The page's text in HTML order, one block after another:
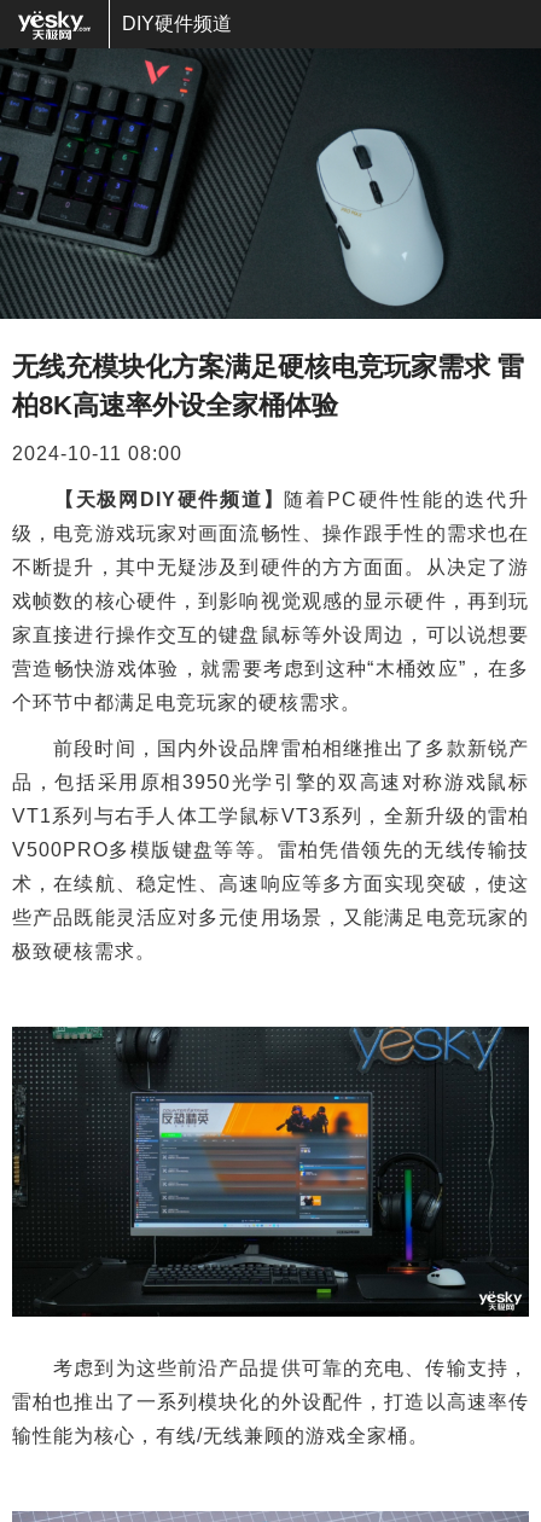
DIY硬件频道
无线充模块化方案满足硬核电竞玩家需求 雷
柏8K高速率外设全家桶体验
2024-10-11 08:00
【天极网DIY硬件频道】 随着PC硬件性能的迭代升
级，电竞游戏玩家对画面流畅性、操作跟手性的需求也在
不断提升，其中无疑涉及到硬件的方方面面。从决定了游
戏帧数的核心硬件，到影响视觉观感的显示硬件，再到玩
家直接进行操作交互的键盘鼠标等外设周边，可以说想要
营造畅快游戏体验，就需要考虑到这种“木桶效应”，在多
个环节中都满足电竞玩家的硬核需求。
前段时间，国内外设品牌雷柏相继推出了多款新锐产
品，包括采用原相3950光学引擎的双高速对称游戏鼠标
VT1系列与右手人体工学鼠标VT3系列，全新升级的雷柏
V500PRO多模版键盘等等。雷柏凭借领先的无线传输技
术，在续航、稳定性、高速响应等多方面实现突破，使这
些产品既能灵活应对多元使用场景，又能满足电竞玩家的
极致硬核需求。
考虑到为这些前沿产品提供可靠的充电、传输支持，
雷柏也推出了一系列模块化的外设配件，打造以高速率传
输性能为核心，有线/无线兼顾的游戏全家桶。